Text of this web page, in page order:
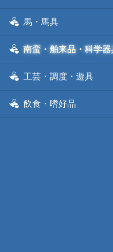
馬・馬具
南蛮・舶来品・科学器
工芸・調度・遊具
飲食・嗜好品